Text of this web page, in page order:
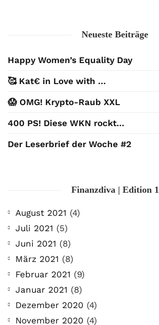
Neueste Beiträge
Happy Women’s Equality Day
🥰 Kat€ in Love with …
😱 OMG! Krypto-Raub XXL
400 PS! Diese WKN rockt…
Der Leserbrief der Woche #2
Finanzdiva | Edition 1
August 2021 (4)
Juli 2021 (5)
Juni 2021 (8)
März 2021 (8)
Februar 2021 (9)
Januar 2021 (8)
Dezember 2020 (4)
November 2020 (4)